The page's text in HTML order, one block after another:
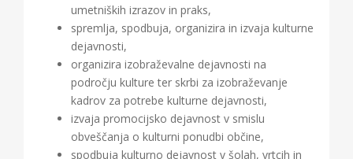
umetniških izrazov in praks,
spremlja, spodbuja, organizira in izvaja kulturne
dejavnosti,
organizira izobraževalne dejavnosti na
področju kulture ter skrbi za izobraževanje
kadrov za potrebe kulturne dejavnosti,
izvaja promocijsko dejavnost v smislu
obveščanja o kulturni ponudbi občine,
spodbuja kulturno dejavnost v šolah, vrtcih in